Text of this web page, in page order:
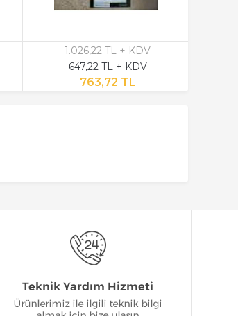
1.026,22 TL + KDV
647,22 TL + KDV
763,72 TL